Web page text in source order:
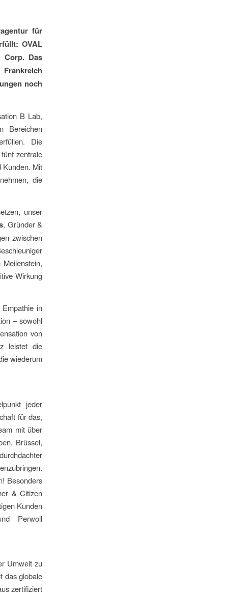
für
OVAL
Corp. Das
noch
B Lab,
Bereichen
Die
zentrale
Kunden. Mit
die
unser
, Gründer &
zwischen
Wirkung
in
– sowohl
von
leistet die
wiederum
jeder
für das,
mit über
Brüssel,
Besonders
& Citizen
Kunden
Perwoll
Umwelt zu
das globale
zertifiziert